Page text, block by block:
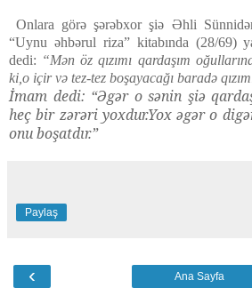
Onlara görə şərəbxor şiə Əhli
“Uynu əhbərul riza” kitabında (28/69)
dedi: “Mən öz qızımı qardaşım
ki,o içir və tez-tez boşayacağı baradə
İmam dedi: “Əgər o sənin şiə
heç bir zərəri yoxdur.Yox əgər o
onu boşatdır.”
Paylaş
‹ Ana Sayfa